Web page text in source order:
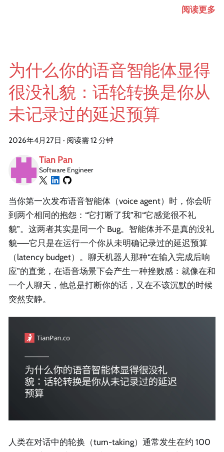
阅读更多
为什么你的语音智能体显得
很没礼貌：话轮转换是你从
未记录过的延迟预算
2026年4月27日 · 阅读需 12 分钟
Tian Pan
Software Engineer
当你第一次发布语音智能体（voice agent）时，你会听
到两个相同的抱怨：“它打断了我”和“它感觉很不礼
貌”。这两者其实是同一个 Bug。智能体并不是真的没礼
貌——它只是在运行一个你从未明确记录过的延迟预算
（latency budget）。聊天机器人那种“在输入完成后响
应”的直觉，在语音场景下会产生一种挫败感：就像在和
一个人聊天，他总是打断你的话，又在不该沉默的时候
突然安静。
人类在对话中的轮换（turn-taking）通常发生在约 100